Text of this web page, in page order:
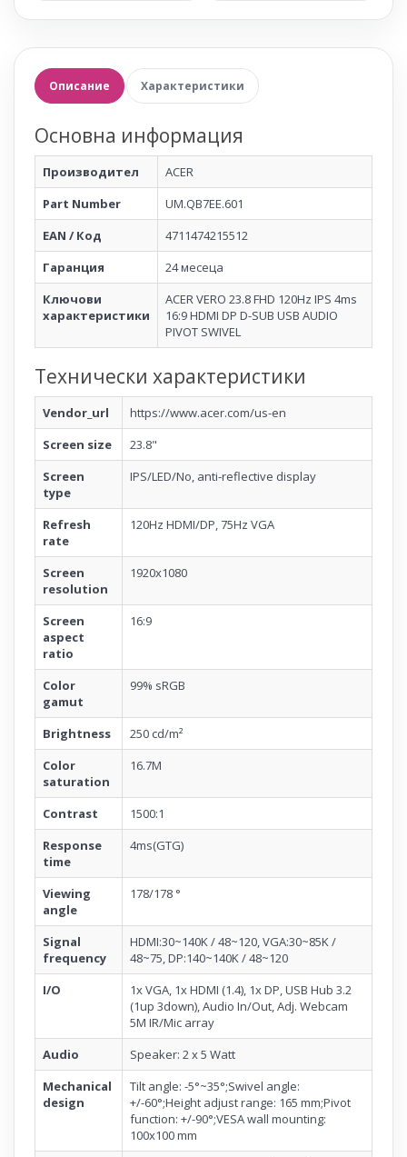
Описание Характеристики
Основна информация
Производител
ACER
Part Number
UM.QB7EE.601
EAN / Код
4711474215512
Гаранция
24 месеца
Ключови
характеристики
ACER VERO 23.8 FHD 120Hz IPS 4ms
16:9 HDMI DP D-SUB USB AUDIO
PIVOT SWIVEL
Технически характеристики
Vendor_url
https://www.acer.com/us-en
Screen size
23.8"
Screen
type
IPS/LED/No, anti-reflective display
Refresh
rate
120Hz HDMI/DP, 75Hz VGA
Screen
resolution
1920x1080
Screen
aspect
ratio
16:9
Color
gamut
99% sRGB
Brightness
250 cd/m²
Color
saturation
16.7M
Contrast
1500:1
Response
time
4ms(GTG)
Viewing
angle
178/178 °
Signal
frequency
HDMI:30~140K / 48~120, VGA:30~85K /
48~75, DP:140~140K / 48~120
I/O
1x VGA, 1x HDMI (1.4), 1x DP, USB Hub 3.2
(1up 3down), Audio In/Out, Adj. Webcam
5M IR/Mic array
Audio
Speaker: 2 x 5 Watt
Mechanical
design
Tilt angle: -5°~35°;Swivel angle:
+/-60°;Height adjust range: 165 mm;Pivot
function: +/-90°;VESA wall mounting:
100x100 mm